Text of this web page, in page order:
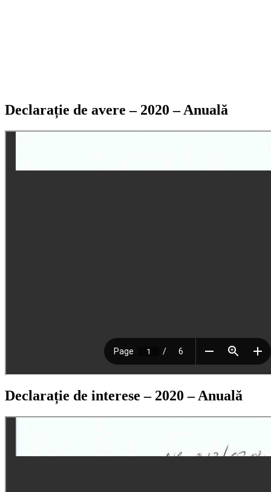
Declarație de avere – 2020 – Anuală
Declarație de interese – 2020 – Anuală